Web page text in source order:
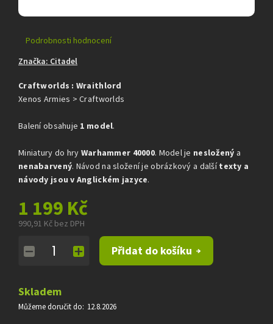
Průměrné
produktu
0,0
z
hvězdiček.
Podrobnosti hodnocení
Značka: Citadel
Craftworlds : Wraithlord
Xenos Armies > Craftworlds
Balení obsahuje 1 model.
Miniatury do hry Warhammer 40000. Model je nesložený a
nenabarvený. Návod na složení je obrázkový a dalšítexty a
návody jsou v Anglickém jazyce.
1 199 Kč
990,91 Kč bez DPH
cena:
Přidat do košíku
Skladem
Můžeme doručit do: 12.8.2026